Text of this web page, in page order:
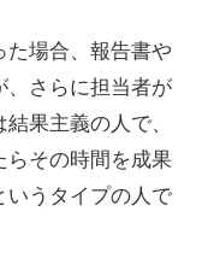
場合、報告書や
さらに担当者が
果主義の人で、
その時間を成果
いうタイプの人で